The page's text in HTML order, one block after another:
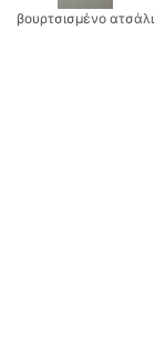
βουρτσισμένο ατσάλι